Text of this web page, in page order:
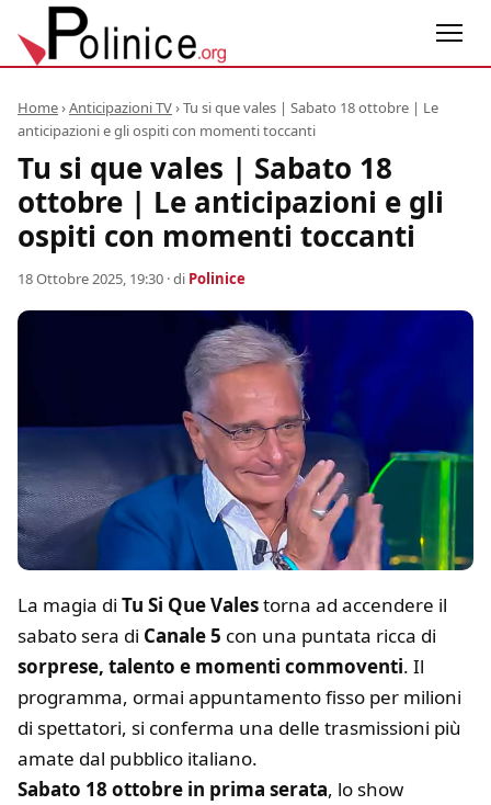
Home›Anticipazioni TV›Tu si que vales | Sabato 18 ottobre | Le
anticipazioni e gli ospiti con momenti toccanti
Tu si que vales | Sabato 18
ottobre | Le anticipazioni e gli
ospiti con momenti toccanti
18 Ottobre 2025, 19:30 · di Polinice
La magia di Tu Si Que Valestorna ad accendere il
sabato sera di Canale 5 con una puntata ricca di
sorprese, talento e momenti commoventi. Il
programma, ormai appuntamento fisso per milioni
di spettatori, si conferma una delle trasmissioni più
amate dal pubblico italiano.
Sabato 18 ottobre in prima serata, lo show